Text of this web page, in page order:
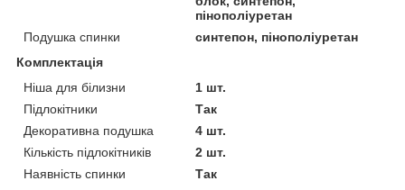
пінополіуретан
Подушка спинки
синтепон, пінополіуретан
Комплектація
Ніша для білизни
1 шт.
Підлокітники
Так
Декоративна подушка
4 шт.
Кількість підлокітників
2 шт.
Наявність спинки
Так